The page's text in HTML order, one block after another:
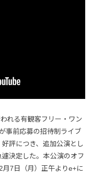
れる有観客フリー・ワン
事前応募の招待制ライブ
評につき、追加公演とし
決定した。本公演のオフ
7日（月）正午よりe+に